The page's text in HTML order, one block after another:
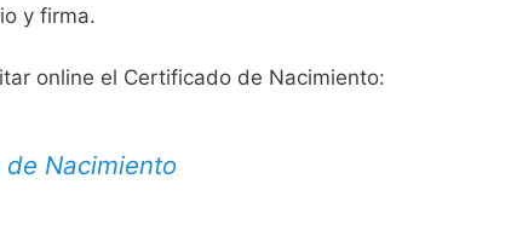
y firma.
online el Certificado de Nacimiento:
Nacimiento